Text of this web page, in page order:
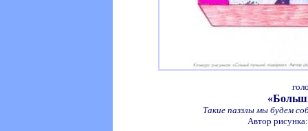
Такие паззлы мы будем
Автор